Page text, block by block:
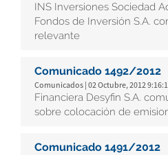
INS Inversiones Sociedad
Fondos de Inversión S.A.
relevante
Comunicado 1492/2012
Comunicados | 02 Octubre, 2012
Financiera Desyfin S.A.
sobre colocación de
Comunicado 1491/2012